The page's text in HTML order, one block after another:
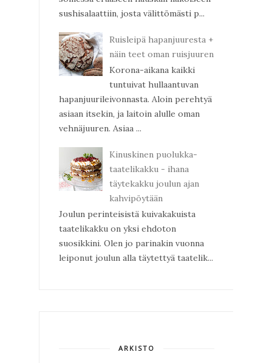
sushisalaattiin, josta välittömästi p...
Ruisleipä hapanjuuresta +
näin teet oman ruisjuuren
Korona-aikana kaikki
tuntuivat hullaantuvan
hapanjuurileivonnasta. Aloin perehtyä
asiaan itsekin, ja laitoin alulle oman
vehnäjuuren. Asiaa ...
Kinuskinen puolukka-
taatelikakku - ihana
täytekakku joulun ajan
kahvipöytään
Joulun perinteisistä kuivakakuista
taatelikakku on yksi ehdoton
suosikkini. Olen jo parinakin vuonna
leiponut joulun alla täytettyä taatelik...
ARKISTO